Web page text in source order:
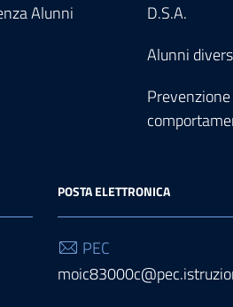
Alunni
D.S.A.
Alunni
POSTA ELETTRONICA
PEC